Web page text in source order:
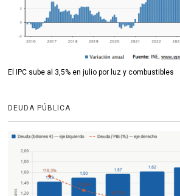
El IPC sube al 3,5% en julio por luz y combustibles
DEUDA PÚBLICA